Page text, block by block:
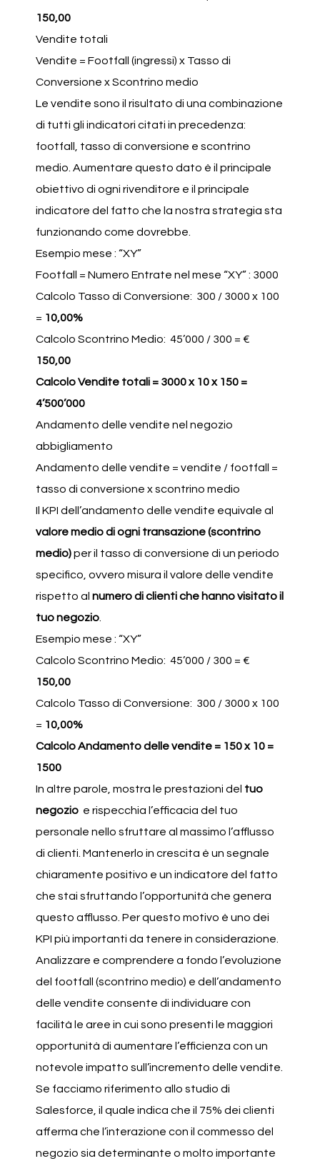
150,00
Vendite totali
Vendite = Footfall (ingressi) x Tasso di
Conversione x Scontrino medio
Le vendite sono il risultato di una combinazione
di tutti gli indicatori citati in precedenza:
footfall, tasso di conversione e scontrino
medio. Aumentare questo dato è il principale
obiettivo di ogni rivenditore e il principale
indicatore del fatto che la nostra strategia sta
funzionando come dovrebbe.
Esempio mese : “XY”
Footfall = Numero Entrate nel mese “XY” : 3000
Calcolo Tasso di Conversione: 300 / 3000 x 100
= 10,00%
Calcolo Scontrino Medio: 45’000 / 300 = €
150,00
Calcolo Vendite totali = 3000 x 10 x 150 =
4’500’000
Andamento delle vendite nel negozio
abbigliamento
Andamento delle vendite = vendite / footfall =
tasso di conversione x scontrino medio
Il KPI dell’andamento delle vendite equivale al
valore medio di ogni transazione (scontrino
medio)per il tasso di conversione di un periodo
specifico, ovvero misura il valore delle vendite
rispetto al numero di clienti che hanno visitato il
tuo negozio
Esempio mese : “XY”
Calcolo Scontrino Medio: 45’000 / 300 = €
150,00
Calcolo Tasso di Conversione: 300 / 3000 x 100
= 10,00%
Calcolo Andamento delle vendite = 150 x 10 =
1500
In altre parole, mostra le prestazioni del tuo
negozio e rispecchia l’efficacia del tuo
personale nello sfruttare al massimo l’afflusso
di clienti. Mantenerlo in crescita è un segnale
chiaramente positivo e un indicatore del fatto
che stai sfruttando l’opportunità che genera
questo afflusso. Per questo motivo è uno dei
KPI più importanti da tenere in considerazione.
Analizzare e comprendere a fondo l’evoluzione
del footfall (scontrino medio) e dell’andamento
delle vendite consente di individuare con
facilità le aree in cui sono presenti le maggiori
opportunità di aumentare l’efficienza con un
notevole impatto sull’incremento delle vendite.
Se facciamo riferimento allo studio di
Salesforce, il quale indica che il 75% dei clienti
afferma che l’interazione con il commesso del
negozio sia determinante o molto importante